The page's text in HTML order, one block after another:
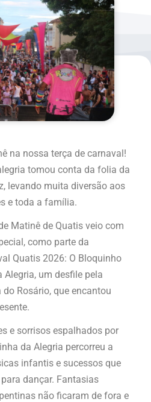
na nossa terça de carnaval!
tomou conta da folia da
levando muita diversão aos
e toda a família.
Matinê de Quatis veio com
como parte da
Quatis 2026: O Bloquinho
um desfile pela
Rosário, que encantou
e sorrisos espalhados por
da Alegria percorreu a
infantis e sucessos que
dançar. Fantasias
não ficaram de fora e